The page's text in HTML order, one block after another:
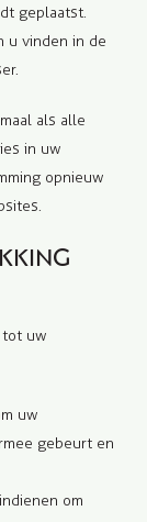
geplaatst.
u vinden in de
als alle
in uw
opnieuw
uw
uw
gebeurt en
om